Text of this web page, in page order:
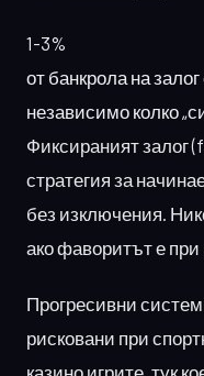
1-3%
от банкрола на
независимо колко
Фиксираният залог
стратегия за
без изключения.
ако фаворитът е при
Прогресивни
рисковани при